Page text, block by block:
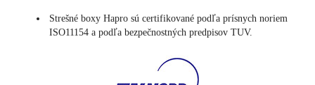
Strešné boxy Hapro sú certifikované podľa prísnych noriem
ISO11154 a podľa bezpečnostných predpisov TUV.